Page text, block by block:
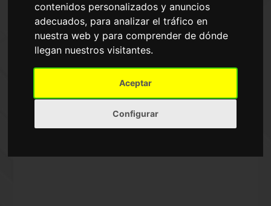
contenidos personalizados y anuncios
adecuados, para analizar el tráfico en
nuestra web y para comprender de dónde
llegan nuestros visitantes.
Aceptar
Configurar
MAPA DE CALLE ADELFA
CIUDAD REAL